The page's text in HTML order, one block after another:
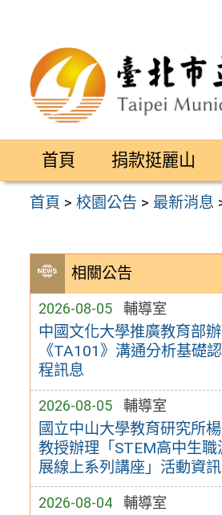
區
首頁 捐款挺麗山
首頁 >校園公告 > 最新消息
相關公告
2026-08-05 輔導室
中國文化大學推廣教育部
《TA101》溝通分析基礎
程訊息
2026-08-05 輔導室
國立中山大學教育研究所
教授辦理「STEM高中生職
展線上系列講座」活動資訊
2026-08-04 輔導室